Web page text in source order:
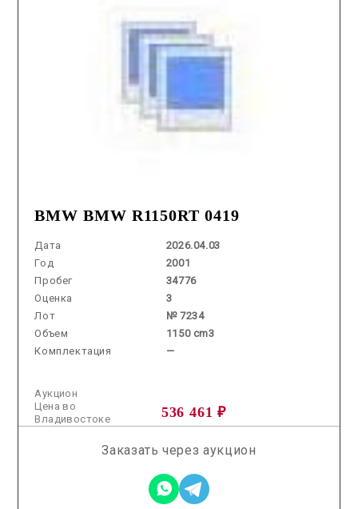
BMW BMW R1150RT 0419
Дата
2026.04.03
Год
2001
Пробег
34776
Оценка
3
Лот
№ 7234
Объем
1150 cm3
Комплектация
—
Аукцион
536 461 ₽
Цена во
Владивостоке
Заказать через аукцион